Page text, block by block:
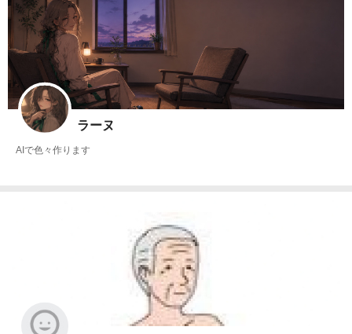
ラーヌ
AIで色々作ります